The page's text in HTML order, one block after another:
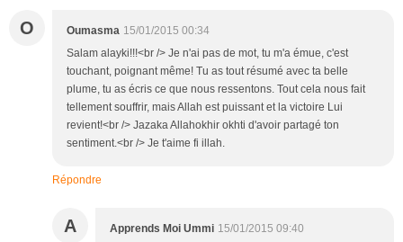
O Oumasma 15/01/2015 00:34
Salam alayki!!!<br /> Je n'ai pas de mot, tu m'a émue, c'est
touchant, poignant même! Tu as tout résumé avec ta belle
plume, tu as écris ce que nous ressentons. Tout cela nous fait
tellement souffrir, mais Allah est puissant et la victoire Lui
revient!<br /> Jazaka Allahokhir okhti d'avoir partagé ton
sentiment.<br /> Je t'aime fi illah.
Répondre
A Apprends Moi Ummi 15/01/2015 09:40